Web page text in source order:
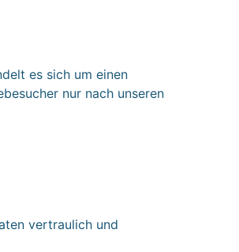
es sich um einen
nur nach unseren
vertraulich und